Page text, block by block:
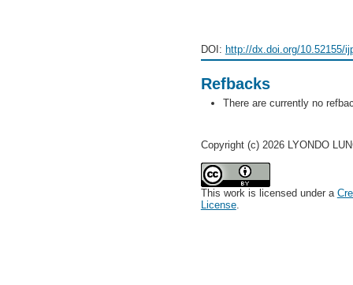
DOI: http://dx.doi.org/10.52155/
Refbacks
There are currently no
Copyright (c) 2026 LYONDO
This work is licensed under a
License.